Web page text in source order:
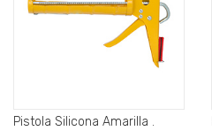
Pistola Silicona Amarilla .